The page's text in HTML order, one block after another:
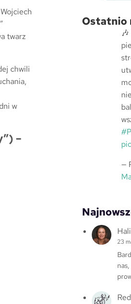
twarz
chwili
w
–
jOstatnio
—
23